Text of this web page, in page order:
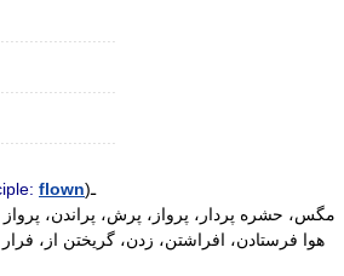
flown )ـ
هوا فرستادن، افراشتن، زدن، گریختن از، فرار